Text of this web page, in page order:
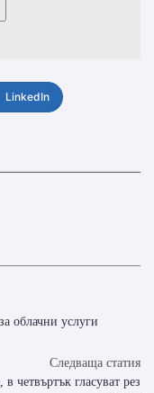
LinkedIn
облачни услуги
Следваща статия
четвъртък гласуват рез